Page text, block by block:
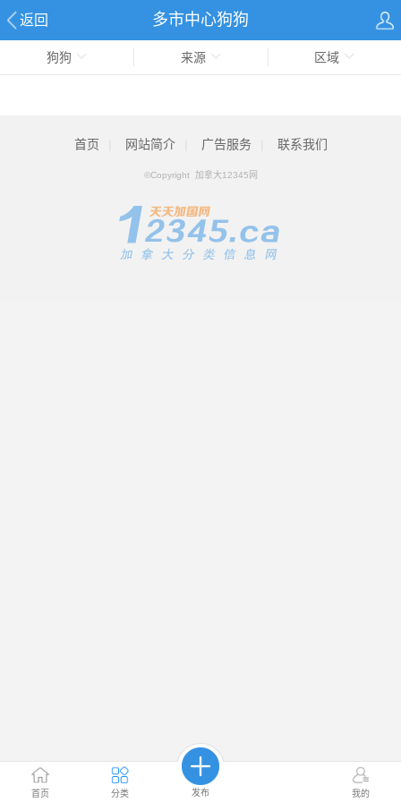
返回 多市中心狗狗
首页 分类 发布 我的
狗狗 来源 区域
首页 网站简介 广告服务 联系我们
©Copyright 加拿大12345网